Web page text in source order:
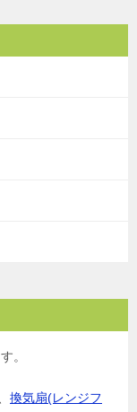
。
換気扇(レンジフ